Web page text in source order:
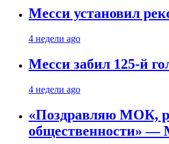
Месси установил
4 недели ago
Месси забил 125-й
4 недели ago
«Поздравляю МОК,
общественности»